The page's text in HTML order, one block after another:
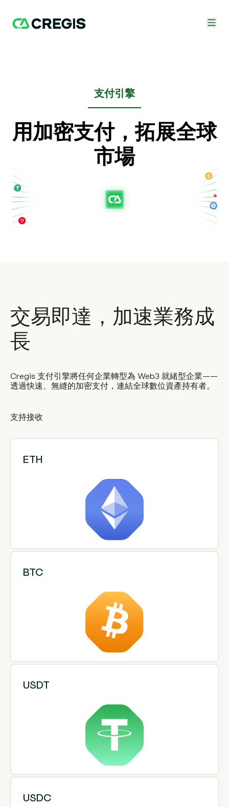
支付引擎
用加密支付，拓展全球
市場
交易即達，加速業務成
長
Cregis 支付引擎將任何企業轉型為 Web3 就緒型企業——
透過快速、無縫的加密支付，連結全球數位資產持有者。
支持接收
ETH
BTC
USDT
USDC